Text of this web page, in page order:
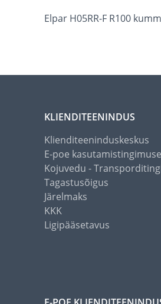
Elpar H05RR-F R100
KLIENDITEENINDUS
Klienditeeninduskeskus
E-poe
Kojuvedu -
Tagastusõigus
Järelmaks
KKK
Ligipääsetavus